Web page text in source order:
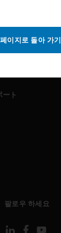
ト
팔로우 하세요
이지로 돌아 가기